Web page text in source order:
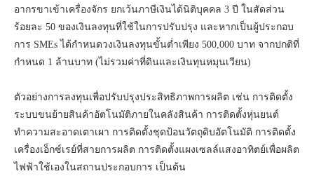
อากรขาเข้าเครื่องจักร ยกเว้นภาษีเงินได้นิติบุคคล 3 ปี ในสัดส่วน
ร้อยละ 50 ของเงินลงทุนที่ใช้ในการปรับปรุง และหากเป็นผู้ประกอบ
การ SMEs ได้กำหนดวงเงินลงทุนขั้นต่ำเพียง 500,000 บาท จากปกติที่
กำหนด 1 ล้านบาท (ไม่รวมค่าที่ดินและเงินทุนหมุนเวียน)
ตัวอย่างการลงทุนเพื่อปรับปรุงประสิทธิภาพการผลิต เช่น การติดตั้ง
ระบบขนย้ายสินค้าอัตโนมัติภายในคลังสินค้า การติดตั้งหุ่นยนต์
ทำความสะอาดเตาเผา การติดตั้งชุดป้อนวัตถุดิบอัตโนมัติ การติดตั้ง
เครื่องเอ็กซ์เรย์ที่สายการผลิต การติดตั้งแผงเซลล์แสงอาทิตย์เพื่อผลิต
ไฟฟ้าใช้เองในสถานประกอบการ เป็นต้น